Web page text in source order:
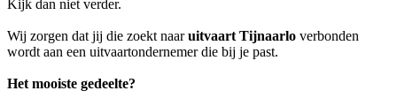
Kijk dan niet verder.
Wij zorgen dat jij die zoekt naaruitvaart Tijnaarlo verbonden
wordt aan een uitvaartondernemer die bij je past.
Het mooiste gedeelte?